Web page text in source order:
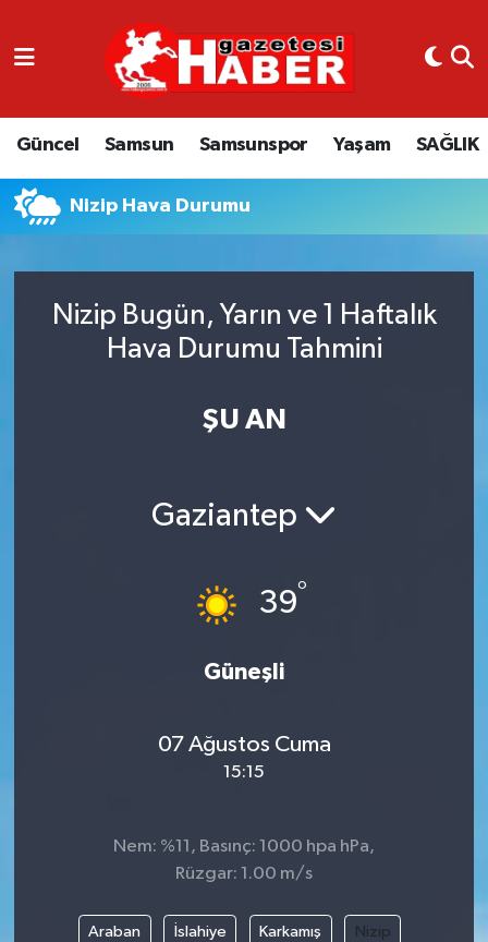
Güncel Samsun Samsunspor Yaşam SAĞLIK
Nizip Hava Durumu
Nizip Bugün, Yarın ve 1 Haftalık
Hava Durumu Tahmini
ŞU AN
Gaziantep
39°
Güneşli
07 Ağustos Cuma
15:15
Nem: %11, Basınç: 1000 hpa hPa,
Rüzgar: 1.00 m/s
Araban İslahiye Karkamış Nizip
GÜNCEL
SAMSUN
YAŞAM